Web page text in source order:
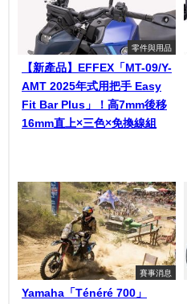
零件與用品
【新產品】EFFEX「MT-09/Y-
AMT 2025年式用把手 Easy
Fit Bar Plus」！高7mm後移
16mm直上×三色×免換線組
賽事消息
Yamaha「Ténéré 700」